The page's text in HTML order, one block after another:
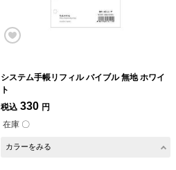
システム手帳リフィル バイブル 無地 ホワイ
ト
税込 330 円
在庫 〇
カラーをみる